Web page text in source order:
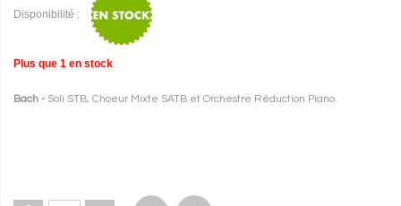
Disponibilité :
Plus que 1 en stock
Bach - Soli STB, Choeur Mixte SATB et Orchestre Réduction Piano.